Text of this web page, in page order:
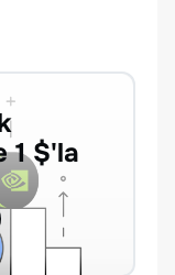
1 $'la